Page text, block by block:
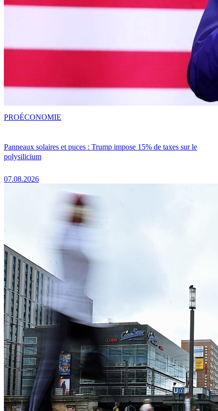
Panneaux solaires et puces : Trump impose 15% de taxes sur le
polysilicium
07.08.2026
PROÉCONOMIE